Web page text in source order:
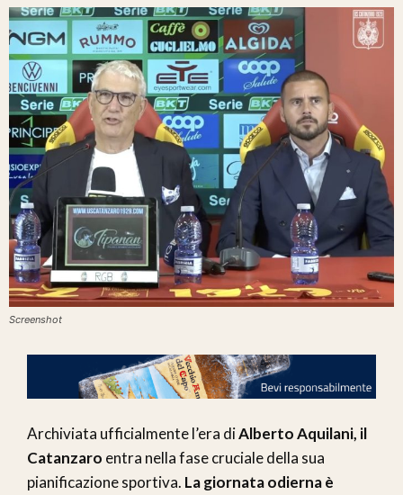
Screenshot
Archiviata ufficialmente l’era diAlberto Aquilani, il
Catanzaro entra nella fase cruciale della sua
pianificazione sportiva. La giornata odierna è